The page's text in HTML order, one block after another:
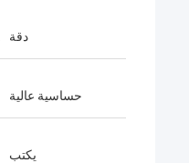
دقة
حساسية عالية
يكتب